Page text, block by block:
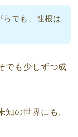
らでも、性根は
でも少しずつ成
の世界にも、